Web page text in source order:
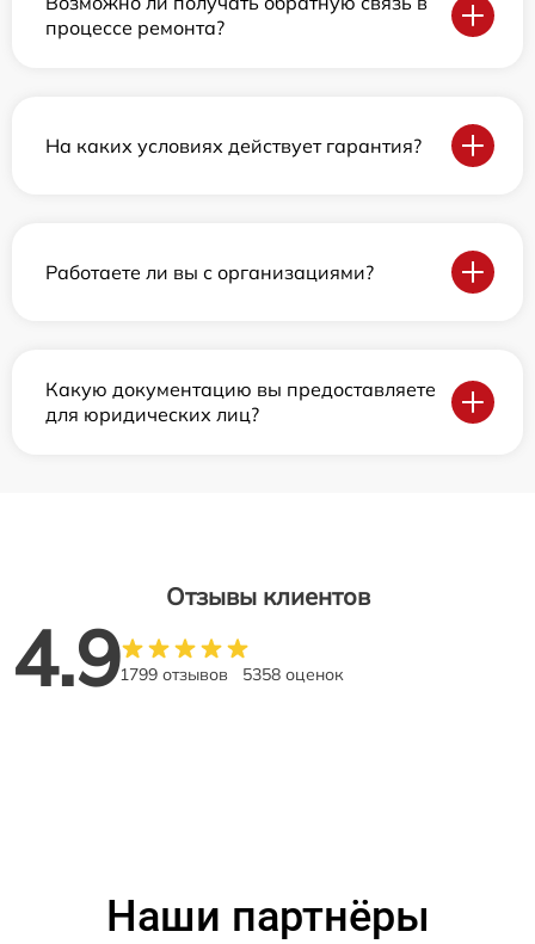
процессе ремонта?
На каких условиях действует гарантия?
Работаете ли вы с организациями?
Какую документацию вы предоставляете
для юридических лиц?
Отзывы клиентов
4.91799 отзывов 5358 оценок
Наши партнёры